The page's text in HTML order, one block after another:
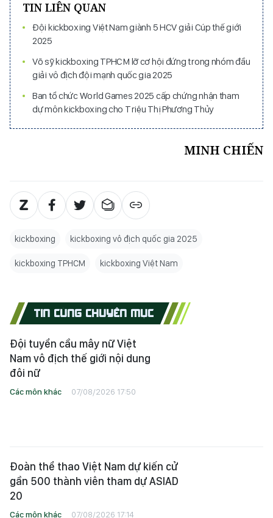
TIN LIÊN QUAN
Đội kickboxing Việt Nam giành 5 HCV giải Cúp thế giới
2025
Võ sỹ kickboxing TPHCM lỡ cơ hội đứng trong nhóm đầu
giải vô địch đội mạnh quốc gia 2025
Ban tổ chức World Games 2025 cấp chứng nhận tham
dự môn kickboxing cho Triệu Thị Phương Thủy
MINH CHIẾN
kickboxing kickboxing vô địch quốc gia 2025
kickboxing TPHCM kickboxing Việt Nam
TIN CÙNG CHUYÊN MỤC
Đội tuyển cầu mây nữ Việt
Nam vô địch thế giới nội dung
đôi nữ
Các môn khác 07/08/2026 17:50
Đoàn thể thao Việt Nam dự kiến cử
gần 500 thành viên tham dự ASIAD
20
Các môn khác 07/08/2026 17:14